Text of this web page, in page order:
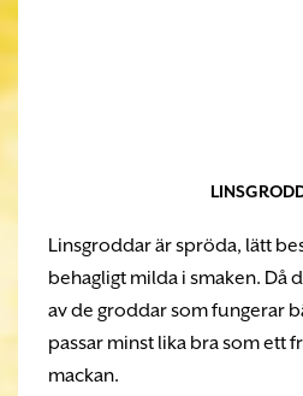
Linsgroddar är spröda, lätt
behagligt milda i smaken. Då
av de groddar som fungerar
passar minst lika bra som ett
mackan.